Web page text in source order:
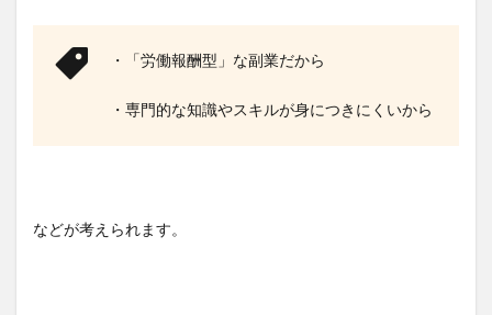
・「労働報酬型」な副業だから
・専門的な知識やスキルが身につきにくいから
などが考えられます。